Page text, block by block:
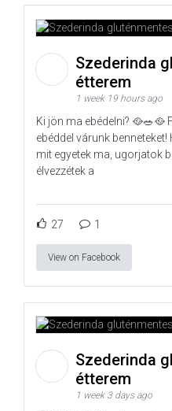
Szederinda
étterem
1 week 19 hours ago
Ki jön ma ebédelni?
ebéddel várunk
mit egyetek ma, ugorjatok
élvezzétek a
27 1
View on Facebook
Szederinda
étterem
1 week 3 days ago